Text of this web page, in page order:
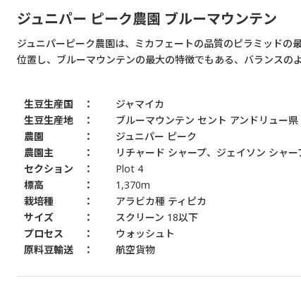
ジュニパー ピーク農園 ブルーマウンテン
ジュニパーピーク農園は、ミカフェートの品質のピラミッド
位置し、ブルーマウンテンの最大の特徴でもある、バランスの
生豆生産国
ジャマイカ
生豆生産地
ブルーマウンテン セント アンドリュー
農園
ジュニパー ピーク
農園主
リチャード シャープ、ジェイソン シャー
セクション
Plot 4
標高
1,370m
栽培種
アラビカ種 ティピカ
サイズ
スクリーン 18以下
プロセス
ウォッシュト
原料豆輸送
航空貨物